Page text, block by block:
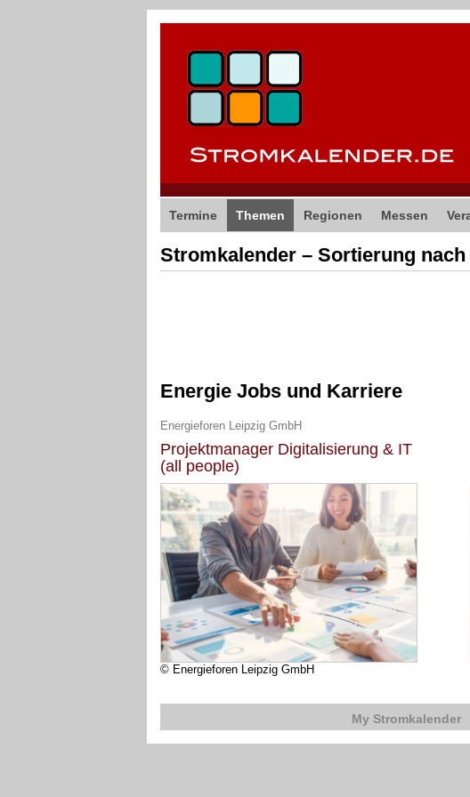
Termine Themen Regionen Messen
Stromkalender – Sortierung nach
Energie Jobs und Karriere
Energieforen Leipzig GmbH
Projektmanager Digitalisierung & IT
(all people)
© Energieforen Leipzig GmbH
My Stromkalender